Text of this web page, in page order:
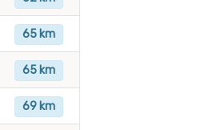
65 km
65 km
69 km